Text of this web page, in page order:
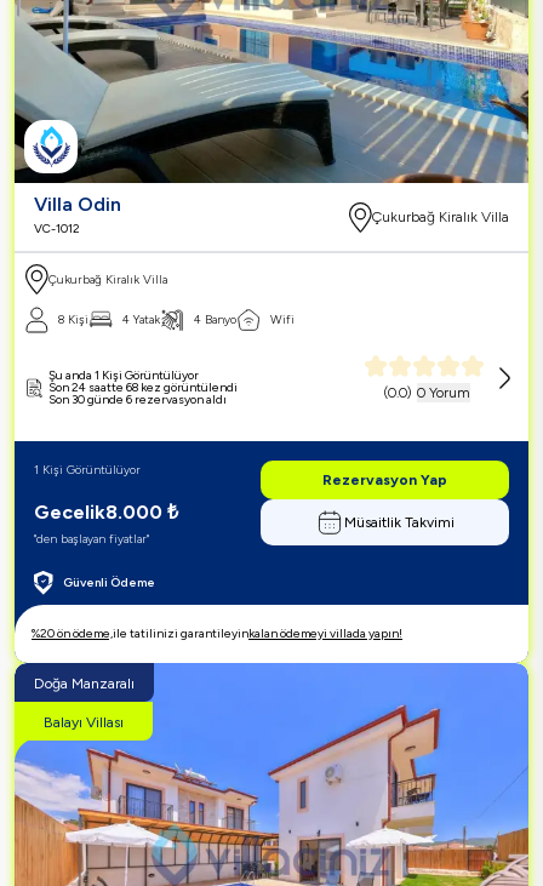
Villa Odin
VC-1012
Çukurbağ Kiralık Villa
Çukurbağ Kiralık Villa
8 Kişi 4 Yatak 4 Banyo Wifi
(0.0) 0 Yorum
Şu anda 1 Kişi Görüntülüyor
Son 24 saatte 68 kez görüntülendi
Son 30 günde 6 rezervasyon aldı
Güvenli Ödeme
Gecelik8.000 ₺
"den başlayan fiyatlar"
1 Kişi Görüntülüyor
Rezervasyon Yap
Müsaitlik Takvimi
%20 ön ödeme, ile tatilinizi garantileyinkalan ödemeyi villada yapın!
Doğa Manzaralı
Balayı Villası